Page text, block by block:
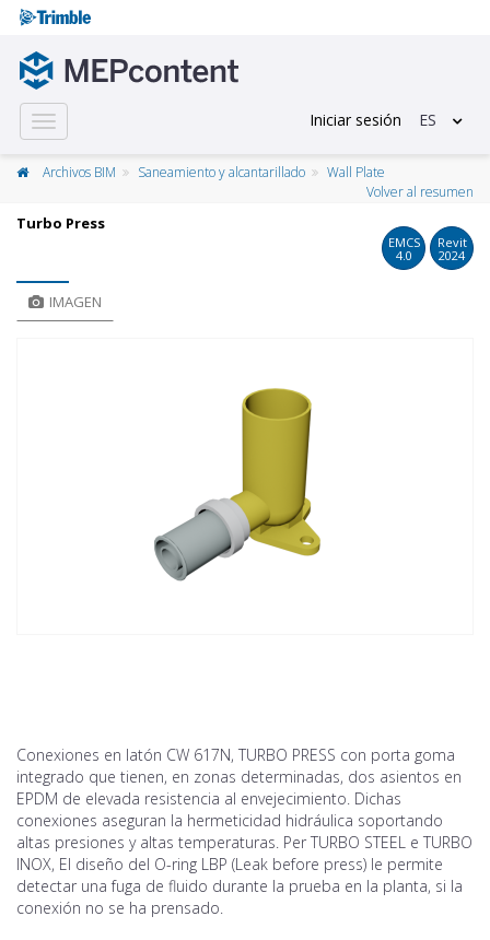
Toggle
navigation
Iniciar sesión ES
Archivos BIM Saneamiento y alcantarillado
Wall Plate
Volver al resumen
Turbo Press
EMCS
4.0
Revit
2024
IMAGEN
Conexiones en latón CW 617N, TURBO PRESS con porta goma
integrado que tienen, en zonas determinadas, dos asientos en
EPDM de elevada resistencia al envejecimiento. Dichas
conexiones aseguran la hermeticidad hidráulica soportando
altas presiones y altas temperaturas. Per TURBO STEEL e TURBO
INOX, El diseño del O-ring LBP (Leak before press) le permite
detectar una fuga de fluido durante la prueba en la planta, si la
conexión no se ha prensado.